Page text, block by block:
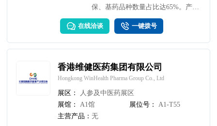
保、基药品种数量占比达65%。产品
涵盖17大类，囊括心脑血管、呼吸、
消化等主流用药及特色五官、妇产、
疼痛、骨科等专科用药，其中经方制
牌养心定悸胶囊、善雪康牌血速升颗
粒、极刻牌利咽解毒颗粒等，均为源
自名医古方的独家。
在线洽谈 一键拨号
香港维健医药集团有限公司
Hongkong WinHealth Pharma Group Co., Ltd
展区：
人参及中医药展区
展馆：
A1馆 展位号：
A1-T55
主营产品：无